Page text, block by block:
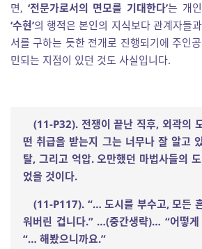
면, ‘전문가로서의 면모를 기대한다’는 개
‘수현’의 행적은 본인의 지식보다 관계자들
서를 구하는 듯한 전개로 진행되기에 주인
민되는 지점이 있던 것도 사실입니다.
(11-P32). 전쟁이 끝난 직후, 외곽의
떤 취급을 받는지 그는 너무나 잘 알고
탈, 그리고 억압.오만했던 마법사들의
었을 것이다.
(11-P117). “…도시를 부수고,모든
워버린 겁니다.” …(중간생략)…“어떻
“… 해봤으니까요.”